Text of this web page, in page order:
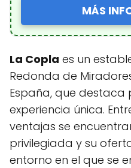
MÁS
La Copla es un
Redonda de
España, que destaca
experiencia única.
ventajas se
privilegiada y su
entorno en el que se